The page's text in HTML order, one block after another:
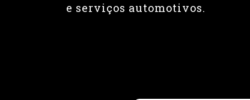
e serviços automotivos.